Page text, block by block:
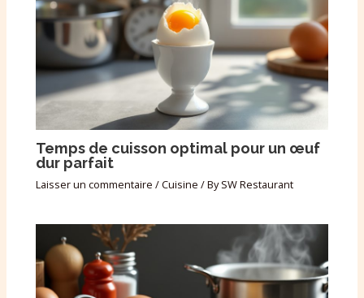
Temps de cuisson optimal pour un œuf
dur parfait
Laisser un commentaire /Cuisine / BySW Restaurant